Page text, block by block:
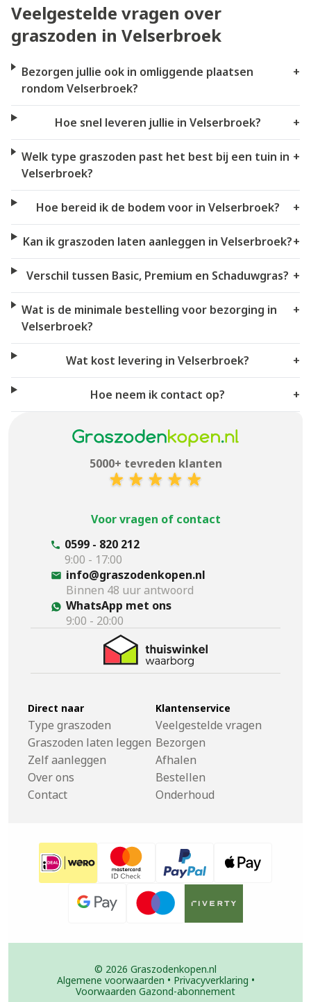
Veelgestelde vragen over
graszoden in Velserbroek
Bezorgen jullie ook in omliggende plaatsen
rondom Velserbroek?
+
Hoe snel leveren jullie in Velserbroek? +
Welk type graszoden past het best bij een tuin in
Velserbroek?
+
Hoe bereid ik de bodem voor in Velserbroek? +
Kan ik graszoden laten aanleggen in Velserbroek?+
Verschil tussen Basic, Premium en Schaduwgras? +
Wat is de minimale bestelling voor bezorging in
Velserbroek?
+
Wat kost levering in Velserbroek? +
Hoe neem ik contact op? +
5000+ tevreden klanten
Voor vragen of contact
0599 - 820 212
9:00 - 17:00
info@graszodenkopen.nl
Binnen 48 uur antwoord
WhatsApp met ons
9:00 - 20:00
Direct naar
Type graszoden
Graszoden laten leggen
Zelf aanleggen
Over ons
Contact
Klantenservice
Veelgestelde vragen
Bezorgen
Afhalen
Bestellen
Onderhoud
© 2026 Graszodenkopen.nl
Algemene voorwaarden • Privacyverklaring •
Voorwaarden Gazond-abonnement